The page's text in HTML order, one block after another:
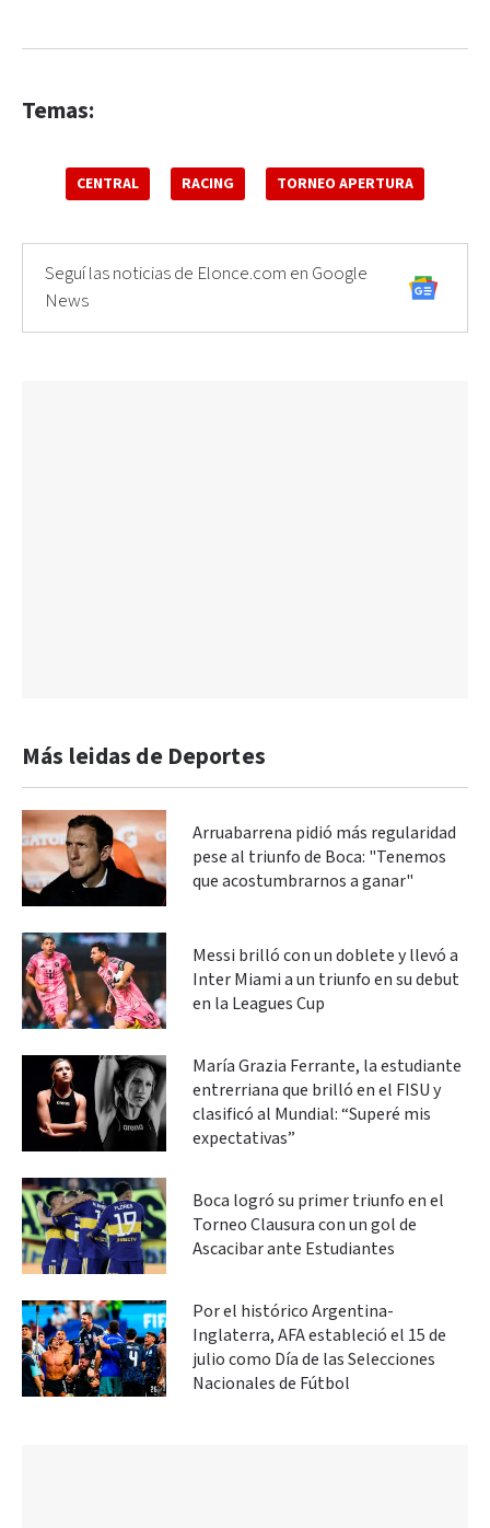
Temas:
CENTRAL RACING TORNEO APERTURA
Seguí las noticias de Elonce.com en Google
News
Más leidas de Deportes
Arruabarrena pidió más regularidad
pese al triunfo de Boca: "Tenemos
que acostumbrarnos a ganar"
Messi brilló con un doblete y llevó a
Inter Miami a un triunfo en su debut
en la Leagues Cup
María Grazia Ferrante, la estudiante
entrerriana que brilló en el FISU y
clasificó al Mundial: “Superé mis
expectativas”
Boca logró su primer triunfo en el
Torneo Clausura con un gol de
Ascacibar ante Estudiantes
Por el histórico Argentina-
Inglaterra, AFA estableció el 15 de
julio como Día de las Selecciones
Nacionales de Fútbol